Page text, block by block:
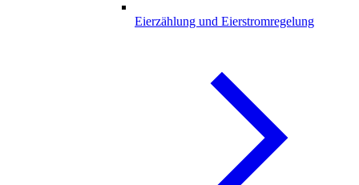
Eierzählung und Eierstromregelung